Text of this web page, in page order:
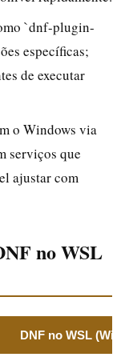
`dnf-plugin-
específicas;
de executar
o Windows via
serviços que
ajustar com
no WSL
DNF no WSL